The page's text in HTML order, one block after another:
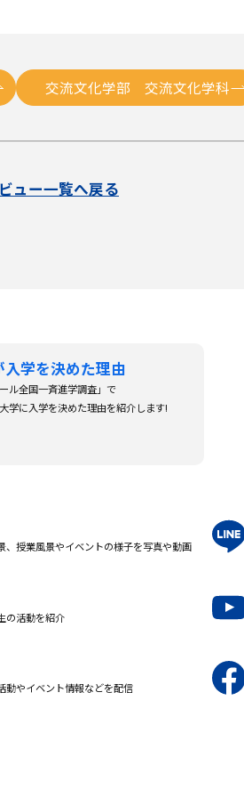
交流文化学部 交流文化学科
ュー一覧へ戻る
入学を決めた理由
ール全国一斉進学調査」で
学に入学を決めた理由を紹介します!
、授業風景やイベントの様子を写真や動画
の活動を紹介
動やイベント情報などを配信